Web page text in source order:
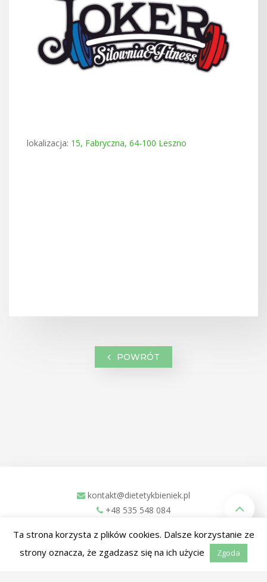
lokalizacja: 15, Fabryczna, 64-100 Leszno
POWRÓT
kontakt@dietetykbieniek.pl
+48 535 548 084
Kościan, 64-000
Facebook
Ta strona korzysta z plików cookies. Dalsze korzystanie ze
strony oznacza, że zgadzasz się na ich użycie
Zgoda